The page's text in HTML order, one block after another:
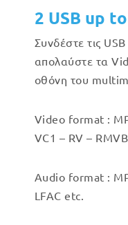
2 USB up
Συνδέστε τις
απολαύστε τα
οθόνη του
Video format :
VC1 – RV –
Audio format :
LFAC etc.